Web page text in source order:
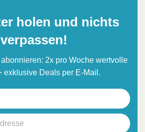
holen und nichts
verpassen!
2x pro Woche wertvolle
exklusive Deals per E-Mail.